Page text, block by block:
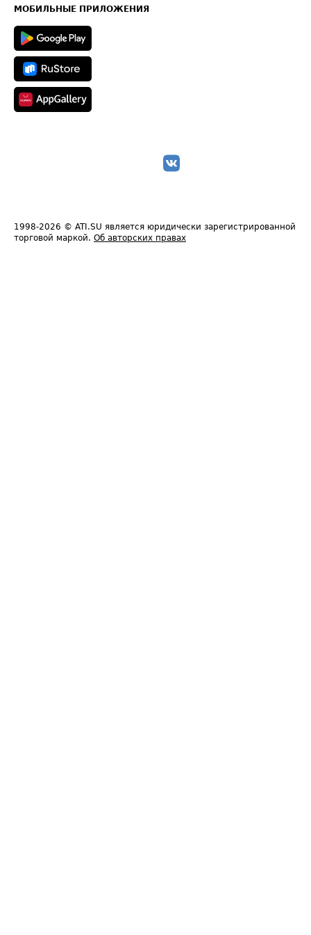
Техническая информация
МОБИЛЬНЫЕ ПРИЛОЖЕНИЯ
1998-2026 © ATI.SU является юридически зарегистрированной
торговой маркой. Об авторских правах